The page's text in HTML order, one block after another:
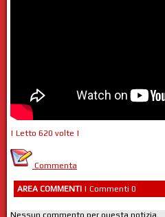
| Letto 620 volte |
Commenta
AREA COMMENTI | Commenti 0